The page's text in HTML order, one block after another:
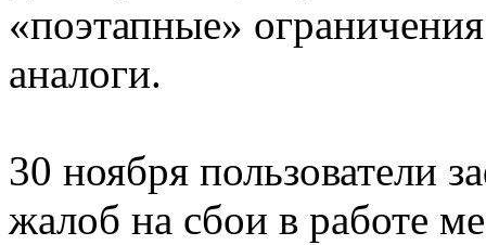
«поэтапные»
аналоги.
30 ноября пользователи
жалоб на сбои в работе